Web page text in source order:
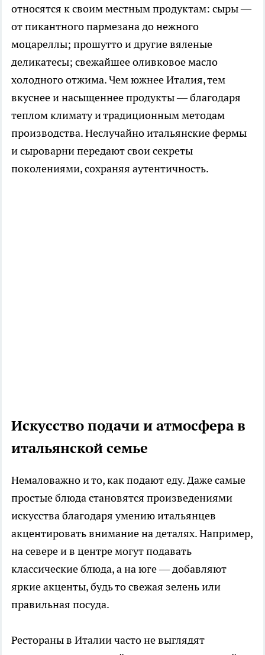
относятся к своим местным продуктам: сыры —
от пикантного пармезана до нежного
моцареллы; прошутто и другие вяленые
деликатесы; свежайшее оливковое масло
холодного отжима. Чем южнее Италия, тем
вкуснее и насыщеннее продукты — благодаря
теплом климату и традиционным методам
производства. Неслучайно итальянские фермы
и сыроварни передают свои секреты
поколениями, сохраняя аутентичность.
Искусство подачи и атмосфера в
итальянской семье
Немаловажно и то, как подают еду. Даже самые
простые блюда становятся произведениями
искусства благодаря умению итальянцев
акцентировать внимание на деталях. Например,
на севере и в центре могут подавать
классические блюда, а на юге — добавляют
яркие акценты, будь то свежая зелень или
правильная посуда.
Рестораны в Италии часто не выглядят